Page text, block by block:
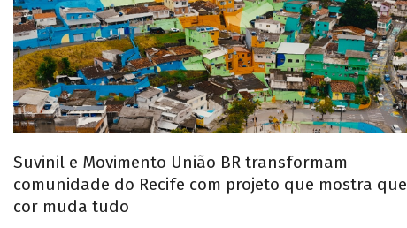
Suvinil e Movimento União BR transformam
comunidade do Recife com projeto que mostra que
cor muda tudo